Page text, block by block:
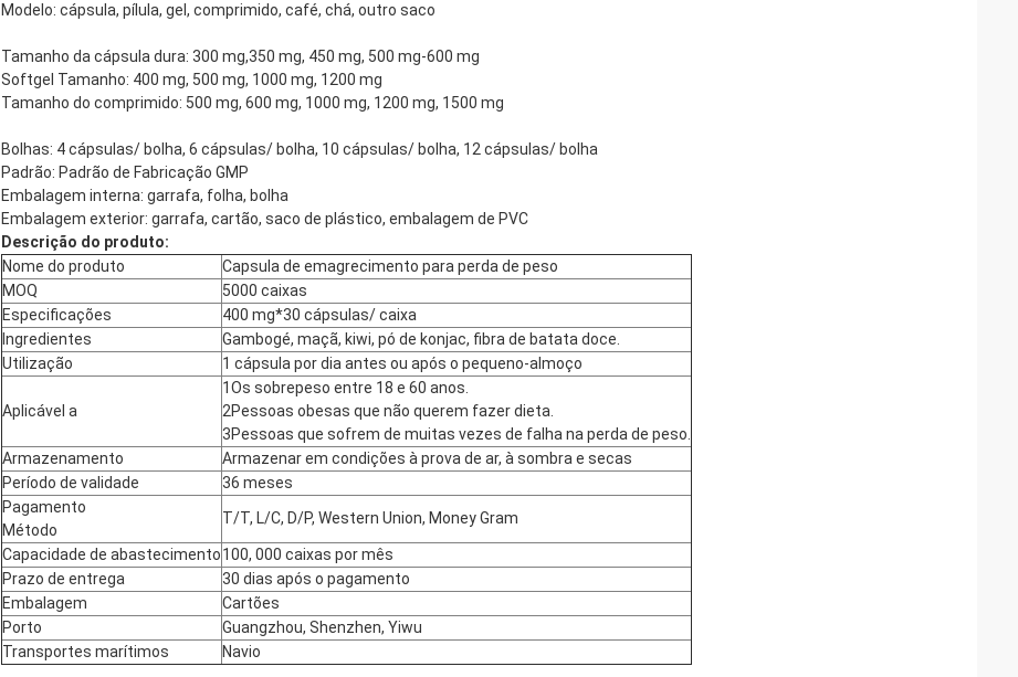
Modelo: cápsula, pílula, gel, comprimido, café, chá, outro saco
Tamanho da cápsula dura: 300 mg,350 mg, 450 mg, 500 mg-600 mg
Softgel Tamanho: 400 mg, 500 mg, 1000 mg, 1200 mg
Tamanho do comprimido: 500 mg, 600 mg, 1000 mg, 1200 mg, 1500 mg
Bolhas: 4 cápsulas/ bolha, 6 cápsulas/ bolha, 10 cápsulas/ bolha, 12 cápsulas/ bolha
Padrão: Padrão de Fabricação GMP
Embalagem interna: garrafa, folha, bolha
Embalagem exterior: garrafa, cartão, saco de plástico, embalagem de PVC
Descrição do produto:
Nome do produto
Capsula de emagrecimento para perda de peso
MOQ
5000 caixas
Especificações
400 mg*30 cápsulas/ caixa
Ingredientes
Gambogé, maçã, kiwi, pó de konjac, fibra de batata doce.
Utilização
1 cápsula por dia antes ou após o pequeno-almoço
Aplicável a
1Os sobrepeso entre 18 e 60 anos.
2Pessoas obesas que não querem fazer dieta.
3Pessoas que sofrem de muitas vezes de falha na perda de peso.
Armazenamento
Armazenar em condições à prova de ar, à sombra e secas
Período de validade
36 meses
Pagamento
Método
T/T, L/C, D/P, Western Union, Money Gram
Capacidade de abastecimento100, 000 caixas por mês
Prazo de entrega
30 dias após o pagamento
Embalagem
Cartões
Porto
Guangzhou, Shenzhen, Yiwu
Transportes marítimos
Navio